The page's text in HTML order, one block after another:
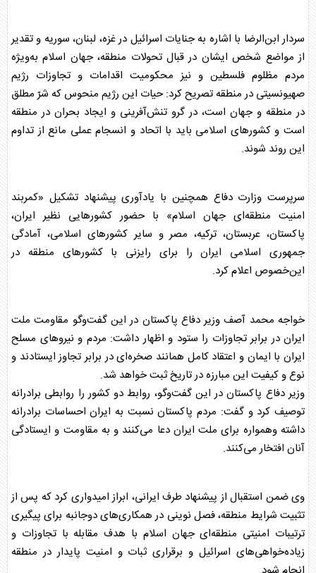
سردار ابن‌الرضا با اشاره به جنایات اسرائیل در غزه، لبنان، سوریه و تقدیر
از مواضع شخص ایشان در قبال تحولات منطقه، جهان اسلام به‌ویژه
مردم مظلوم فلسطین و نیز محکومیت اقدامات و تجاوزات رژیم
صهیونسیتی در منطقه تصریح کرد: حیات این رژیم منحوس که شرّ مطلق
در منطقه و جهان است، در گرو تنش‌آفرینی و ایجاد بحران در منطقه
است و کشور‌های اسلامی باید با اتحاد و انسجام عملی مانع از تداوم
این روند شوند.
سرپرست وزارت دفاع همچنین با یادآوری پیشنهاد تشکیل «کمربند
امنیت منطقه‌ای جهان اسلام» با حضور کشور‌هایی نظیر ایران،
پاکستان، عربستان، ترکیه، مصر و سایر کشور‌های اسلامی، آمادگی
جمهوری اسلامی ایران را برای رایزنی با کشور‌های منطقه در
این‌خصوص اعلام کرد.
خواجه محمد آصف وزیر دفاع پاکستان در این گفت‌و‌گو مقاومت ملت
ایران در برابر تجاوزات را ستود و اظهار داشت: مردم و نیرو‌های مسلح
ایران با ایمان و اعتقاد کامل همانند صخره‌ای در برابر تجاوز ایستادند و
نوع و کیفیت این مبارزه در تاریخ ثبت خواهد شد.
وزیر دفاع پاکستان در این گفت‌و‌گو، روابط دو کشور را روابطی برادرانه
توصیف کرد و گفت: مردم پاکستان نسبت به ایران احساسات برادرانه
داشته وهمواره برای ملت ایران دعا می‌کنند و به مقاومت و ایستادگی
آنان افتخار می‌کنند.
وی ضمن استقبال از پیشنهاد طرف ایرانی، ابراز امیدواری کرد که پس از
تثبیت شرایط منطقه، فصل نوینی در همکاری‌های دوجانبه برای پیگیری
ترتیبات امنیتی منطقه‌ای جهان اسلام با هدف مقابله با تجاوزات و
زیاده‌خواهی‌های اسرائیل و برقراری ثبات و امنیت پایدار در منطقه